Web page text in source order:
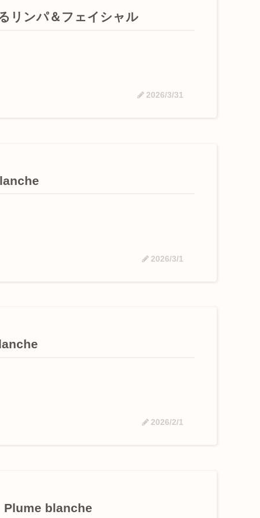
リンパ＆フェイシャル
2026/3/31
2026/3/1
2026/2/1
Plume blanche